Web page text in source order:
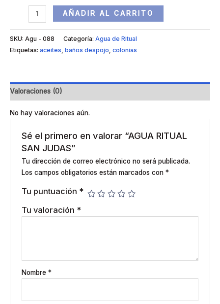
AÑADIR AL CARRITO
SKU: Agu - 088 Categoría: Agua de Ritual
Etiquetas: aceites baños despojo colonias
Valoraciones (0)
No hay valoraciones aún.
Sé el primero en valorar “AGUA RITUAL
SAN JUDAS”
Tu dirección de correo electrónico no será publicada.
Los campos obligatorios están marcados con *
Tu puntuación *
Tu valoración *
Nombre *